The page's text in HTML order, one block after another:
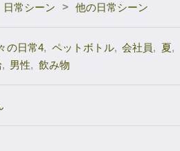
日常シーン > 他の日常シーン
の日常4, ペットボトル, 会社員, 夏,
, 男性, 飲み物